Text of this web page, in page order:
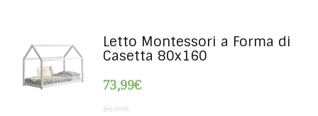
Letto Montessori a Forma di
Casetta 80x160
73,99€
86,99€